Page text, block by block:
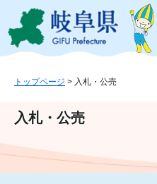
ジ
ュ
文
このペー
トップページ > 入札・公売
入札・公売